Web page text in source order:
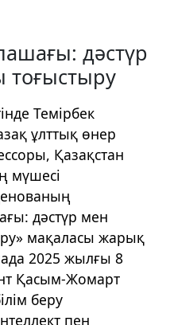
дәстүр
Темірбек
ұлттық өнер
Қазақстан
мүшесі
дәстүр мен
мақаласы жарық
2025 жылғы 8
Қасым-Жомарт
беру
пен